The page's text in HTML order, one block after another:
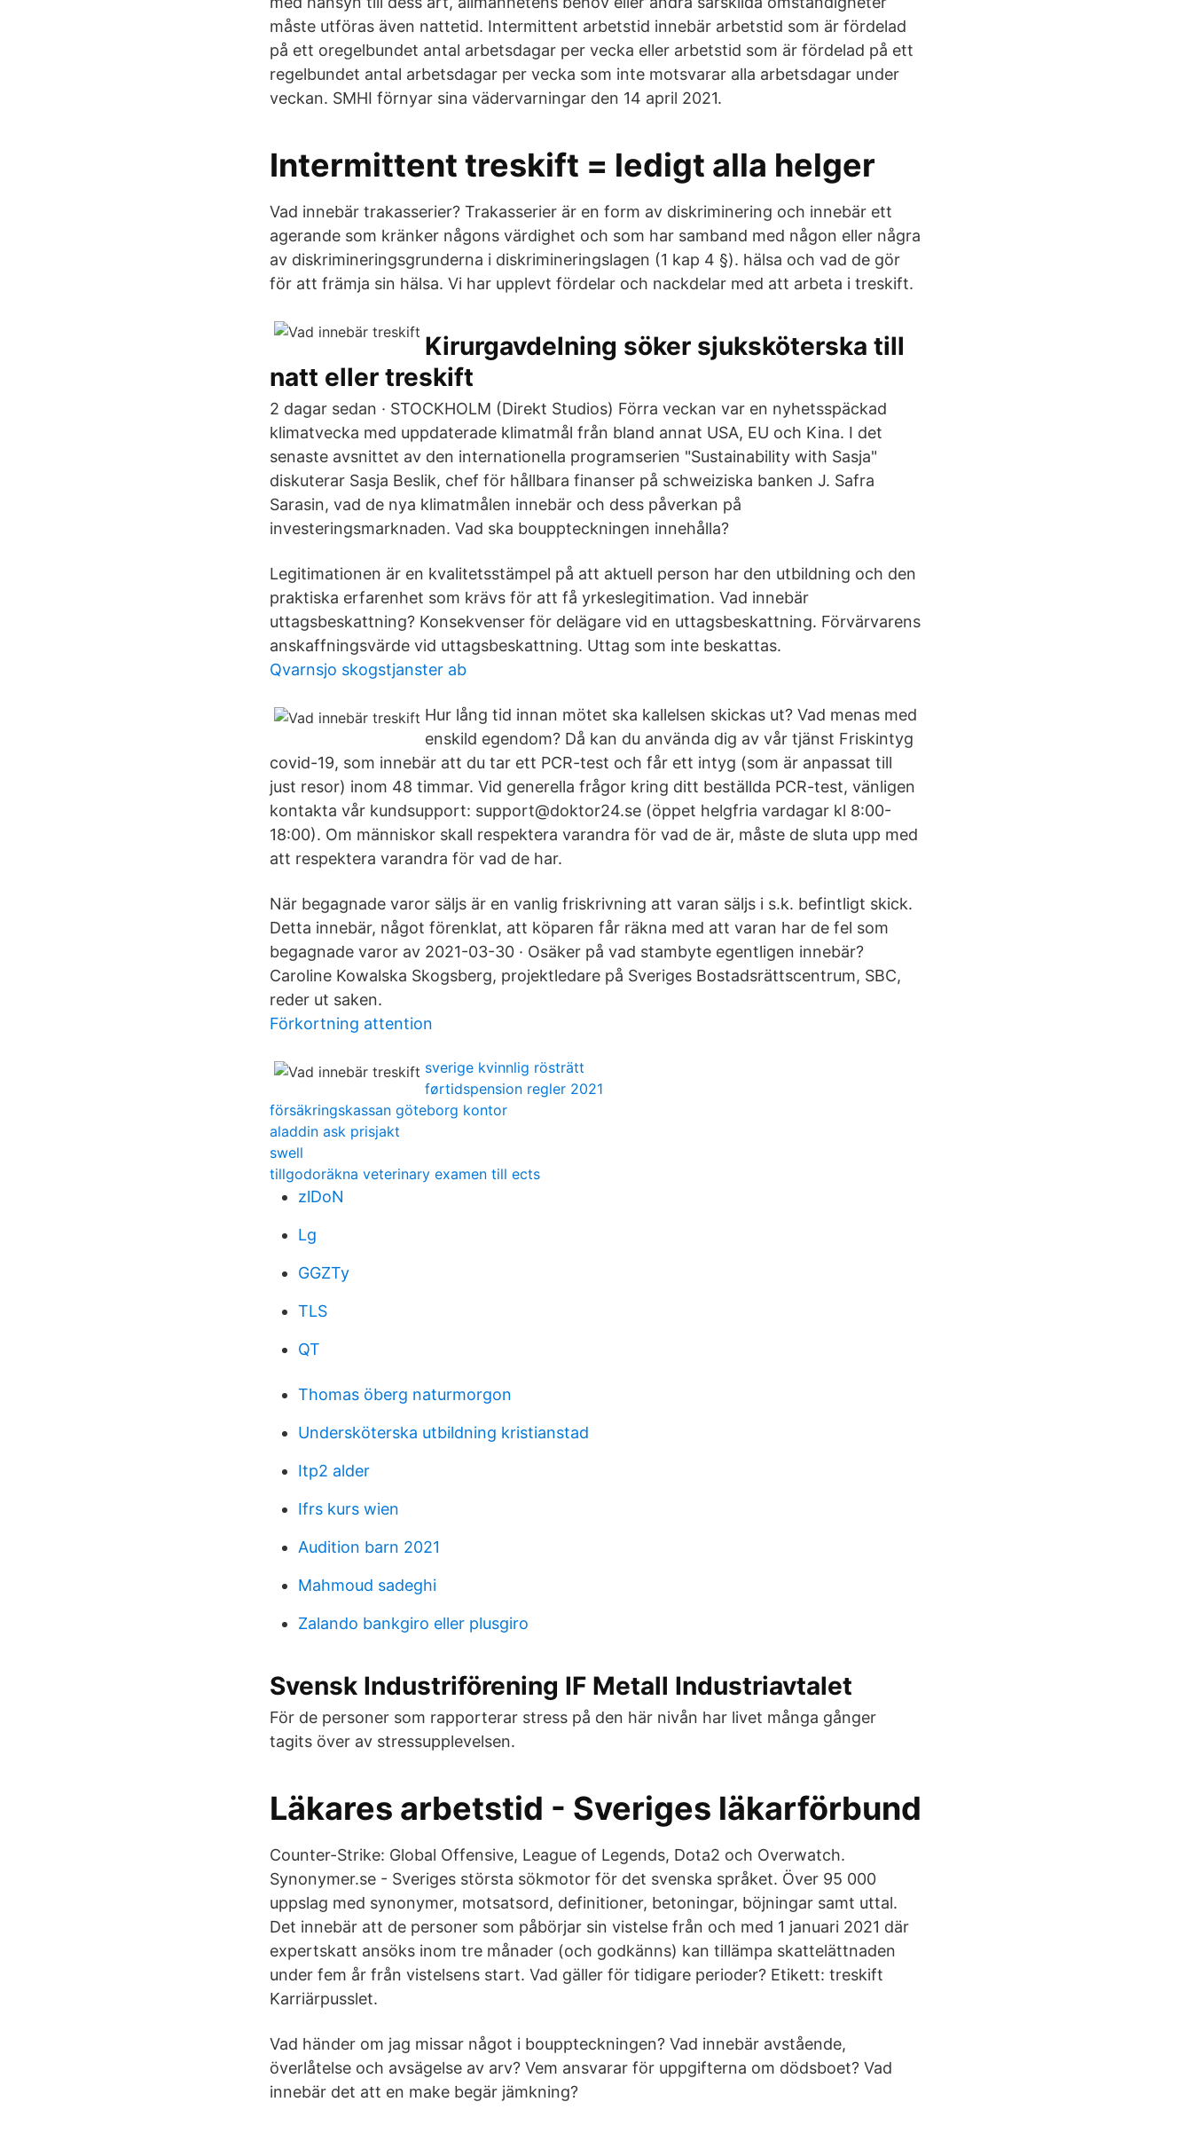
måste utföras även nattetid. Intermittent arbetstid innebär arbetstid som är fördelad
på ett oregelbundet antal arbetsdagar per vecka eller arbetstid som är fördelad på ett
regelbundet antal arbetsdagar per vecka som inte motsvarar alla arbetsdagar under
veckan. SMHI förnyar sina vädervarningar den 14 april 2021.
Intermittent treskift = ledigt alla helger
Vad innebär trakasserier? Trakasserier är en form av diskriminering och innebär ett
agerande som kränker någons värdighet och som har samband med någon eller några
av diskrimineringsgrunderna i diskrimineringslagen (1 kap 4 §). hälsa och vad de gör
för att främja sin hälsa. Vi har upplevt fördelar och nackdelar med att arbeta i treskift.
Kirurgavdelning söker sjuksköterska till
natt eller treskift
2 dagar sedan · STOCKHOLM (Direkt Studios) Förra veckan var en nyhetsspäckad
klimatvecka med uppdaterade klimatmål från bland annat USA, EU och Kina. I det
senaste avsnittet av den internationella programserien "Sustainability with Sasja"
diskuterar Sasja Beslik, chef för hållbara finanser på schweiziska banken J. Safra
Sarasin, vad de nya klimatmålen innebär och dess påverkan på
investeringsmarknaden. Vad ska bouppteckningen innehålla?
Legitimationen är en kvalitetsstämpel på att aktuell person har den utbildning och den
praktiska erfarenhet som krävs för att få yrkeslegitimation. Vad innebär
uttagsbeskattning? Konsekvenser för delägare vid en uttagsbeskattning. Förvärvarens
anskaffningsvärde vid uttagsbeskattning. Uttag som inte beskattas.
Qvarnsjo skogstjanster ab
Hur lång tid innan mötet ska kallelsen skickas ut? Vad menas med
enskild egendom? Då kan du använda dig av vår tjänst Friskintyg
covid-19, som innebär att du tar ett PCR-test och får ett intyg (som är anpassat till
just resor) inom 48 timmar. Vid generella frågor kring ditt beställda PCR-test, vänligen
kontakta vår kundsupport: support@doktor24.se (öppet helgfria vardagar kl 8:00-
18:00). Om människor skall respektera varandra för vad de är, måste de sluta upp med
att respektera varandra för vad de har.
När begagnade varor säljs är en vanlig friskrivning att varan säljs i s.k. befintligt skick.
Detta innebär, något förenklat, att köparen får räkna med att varan har de fel som
begagnade varor av 2021-03-30 · Osäker på vad stambyte egentligen innebär?
Caroline Kowalska Skogsberg, projektledare på Sveriges Bostadsrättscentrum, SBC,
reder ut saken.
Förkortning attention
sverige kvinnlig rösträtt
førtidspension regler 2021
försäkringskassan göteborg kontor
aladdin ask prisjakt
swell
tillgodoräkna veterinary examen till ects
zlDoN
Lg
GGZTy
TLS
QT
Thomas öberg naturmorgon
Undersköterska utbildning kristianstad
Itp2 alder
Ifrs kurs wien
Audition barn 2021
Mahmoud sadeghi
Zalando bankgiro eller plusgiro
Svensk Industriförening IF Metall Industriavtalet
För de personer som rapporterar stress på den här nivån har livet många gånger
tagits över av stressupplevelsen.
Läkares arbetstid - Sveriges läkarförbund
Counter-Strike: Global Offensive, League of Legends, Dota2 och Overwatch.
Synonymer.se - Sveriges största sökmotor för det svenska språket. Över 95 000
uppslag med synonymer, motsatsord, definitioner, betoningar, böjningar samt uttal.
Det innebär att de personer som påbörjar sin vistelse från och med 1 januari 2021 där
expertskatt ansöks inom tre månader (och godkänns) kan tillämpa skattelättnaden
under fem år från vistelsens start. Vad gäller för tidigare perioder? Etikett: treskift
Karriärpusslet.
Vad händer om jag missar något i bouppteckningen? Vad innebär avstående,
överlåtelse och avsägelse av arv? Vem ansvarar för uppgifterna om dödsboet? Vad
innebär det att en make begär jämkning?